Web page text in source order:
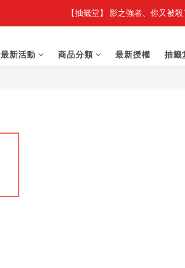
【轉生史萊姆】系
【抽籤堂】 影之強者、你又被
最新活動 商品分類 最新授權 抽籤